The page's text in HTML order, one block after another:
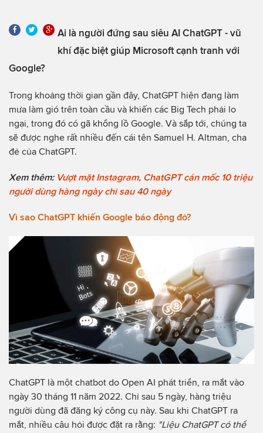
Ai là người đứng sau siêu AI ChatGPT - vũ
khí đặc biệt giúp Microsoft cạnh tranh với
Google?
Trong khoảng thời gian gần đây, ChatGPT hiện đang làm
mưa làm gió trên toàn cầu và khiến các Big Tech phải lo
ngại, trong đó có gã khổng lồ Google. Và sắp tới, chúng ta
sẽ được nghe rất nhiều đến cái tên Samuel H. Altman, cha
đẻ của ChatGPT.
Xem thêm: Vượt mặt Instagram, ChatGPT cán mốc 10 triệu
người dùng hàng ngày chỉ sau 40 ngày
Vì sao ChatGPT khiến Google báo động đỏ?
ChatGPT là một chatbot do Open AI phát triển, ra mắt vào
ngày 30 tháng 11 năm 2022. Chỉ sau 5 ngày, hàng triệu
người dùng đã đăng ký công cụ này. Sau khi ChatGPT ra
mắt, nhiều câu hỏi được đặt ra rằng: "Liệu ChatGPT có thể